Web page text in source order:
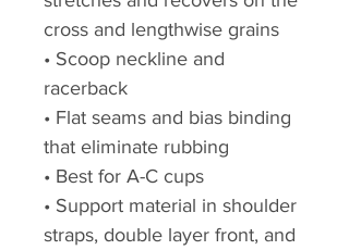
cross and lengthwise grains
• Scoop neckline and
racerback
• Flat seams and bias binding
that eliminate rubbing
• Best for A-C cups
• Support material in shoulder
straps, double layer front, and